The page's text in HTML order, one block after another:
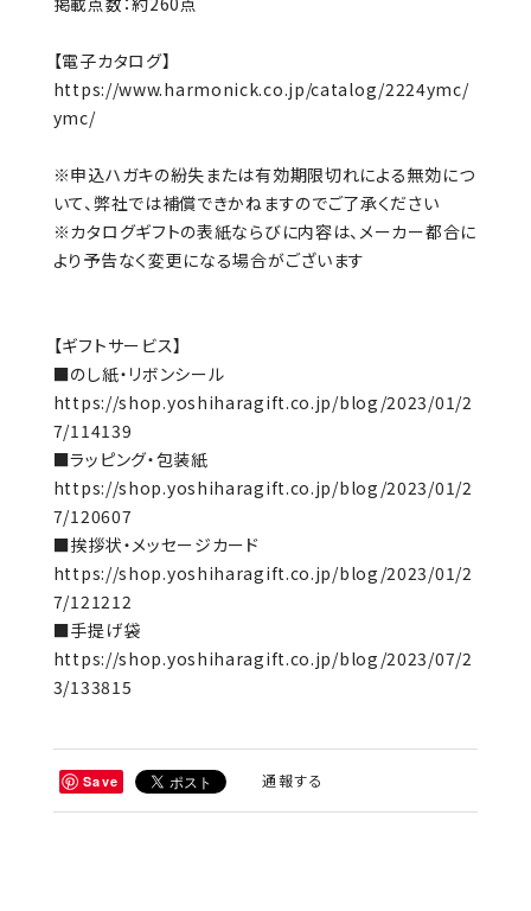
【電子カタログ】
https://www.harmonick.co.jp/catalog/2224ymc/
ymc/
※申込ハガキの紛失または有効期限切れによる無効につ
いて、弊社では補償できかねますのでご了承ください
※カタログギフトの表紙ならびに内容は、メーカー都合に
より予告なく変更になる場合がございます
【ギフトサービス】
■のし紙・リボンシール
https://shop.yoshiharagift.co.jp/blog/2023/01/2
7/114139
■ラッピング・包装紙
https://shop.yoshiharagift.co.jp/blog/2023/01/2
7/120607
■挨拶状・メッセージカード
https://shop.yoshiharagift.co.jp/blog/2023/01/2
7/121212
■手提げ袋
https://shop.yoshiharagift.co.jp/blog/2023/07/2
3/133815
Save 通報する